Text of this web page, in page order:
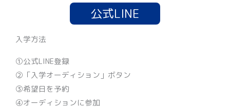
公式LINE
入学方法
①公式LINE登録
②「入学オーディション」ボタン
③希望日を予約
④オーディションに参加